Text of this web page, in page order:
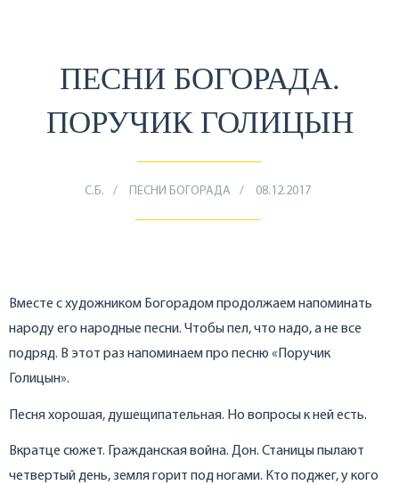
ПЕСНИ БОГОРАДА.
ПОРУЧИК ГОЛИЦЫН
С.Б. ПЕСНИ БОГОРАДА 08.12.2017
Вместе с художником Богорадом продолжаем напоминать
народу его народные песни. Чтобы пел, что надо, а не все
подряд. В этот раз напоминаем про песню «Поручик
Голицын».
Песня хорошая, душещипательная. Но вопросы к ней есть.
Вкратце сюжет. Гражданская война. Дон. Станицы пылают
четвертый день, земля горит под ногами. Кто поджег, у кого